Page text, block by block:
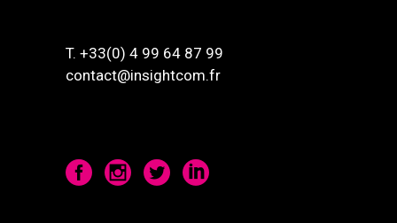
T. +33(0) 4 99 64 87 99
contact@insightcom.fr